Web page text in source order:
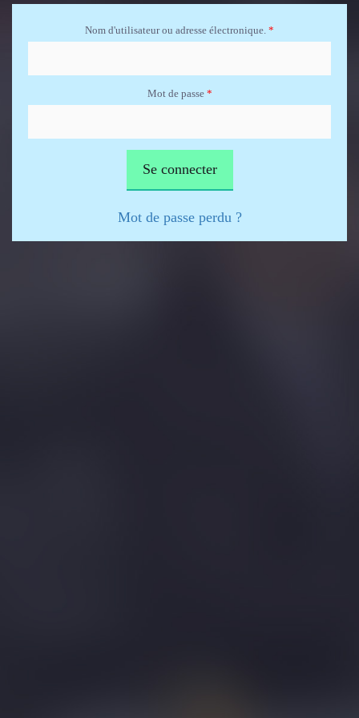
Aller au contenu principal
Nom d'utilisateur ou adresse électronique. *
Mot de passe *
Mot de passe perdu ?